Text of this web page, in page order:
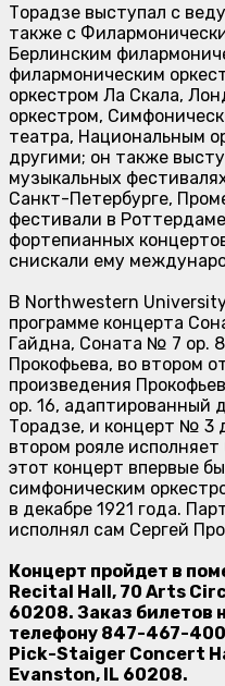
Торадзе выступал с
также с
Берлинским
филармоническим
оркестром Ла Скала,
оркестром,
театра, Национальным
другими; он также
музыкальных
Санкт-Петербурге,
фестивали в
фортепианных
снискали ему
В Northwestern
программе концерта
Гайдна, Соната № 7 oр.
Прокофьева, во втором
произведения
op. 16, адаптированный
Торадзе, и концерт № 3
втором рояле
этот концерт впервые
симфоническим
в декабре 1921 года.
исполнял сам Сергей
Концерт пройдет в
Recital Hall, 70 Arts
60208. Заказ билетов
телефону 847-467-
Pick-Staiger Concert
Evanston, IL 60208.